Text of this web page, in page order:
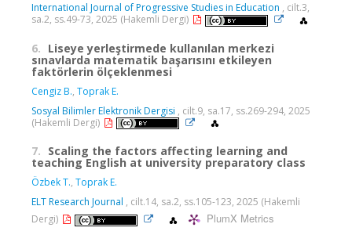
International Journal of Progressive Studies in Education , cilt.3,
sa.2, ss.49-73, 2025 (Hakemli Dergi)
6. Liseye yerleştirmede kullanılan merkezi
sınavlarda matematik başarısını etkileyen
faktörlerin ölçeklenmesi
Cengiz B., Toprak E.
Sosyal Bilimler Elektronik Dergisi , cilt.9, sa.17, ss.269-294, 2025
(Hakemli Dergi)
7. Scaling the factors affecting learning and
teaching English at university preparatory class
Özbek T., Toprak E.
ELT Research Journal , cilt.14, sa.2, ss.105-123, 2025 (Hakemli
Dergi)
PlumX Metrics